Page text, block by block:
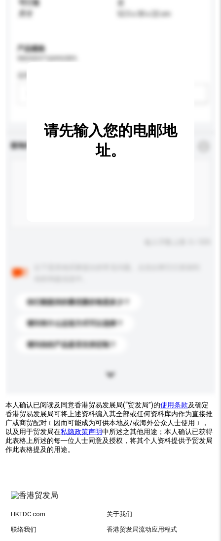
可订造
是
52.5 x 30 x 22 cm
产品规格
查询内容
你们能提供的最优惠价格是多少？
请问有什么运送方式可以选择？
请问你的产品是否支持定制？
请先输入您的电邮地
址。
本人确认已阅读及同意香港贸易发展局(“贸发局”)的使用条款及确定
香港贸易发展局可将上述资料编入其全部或任何资料库内作为直接推
广或商贸配对﹝因而可能成为可供本地及/或海外公众人士使用﹞，
以及用于贸发局在私隐政策声明中所述之其他用途；本人确认已获得
此表格上所述的每一位人士同意及授权，将其个人资料提供予贸发局
作此表格提及的用途。
HKTDC.com 关于我们
联络我们 香港贸发局流动应用程式